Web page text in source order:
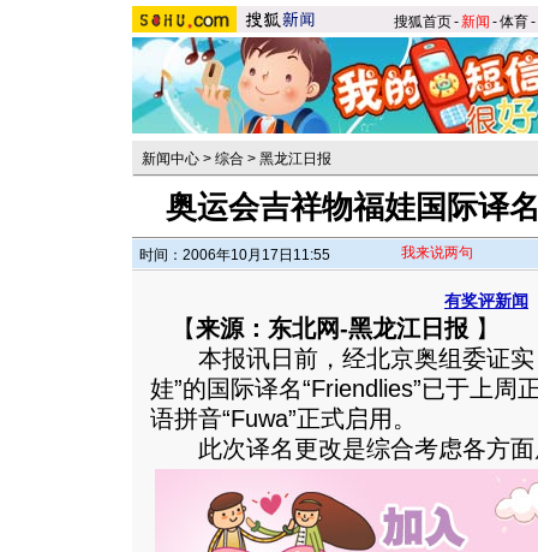
搜狐首页-新闻 -体育-
新闻中心 > 综合 > 黑龙江日报
奥运会吉祥物福娃国际译
时间：2006年10月17日11:55 我来说两句
有奖评新闻
【来源：东北网-黑龙江日报 】
本报讯日前，经北京奥组委证实
娃”的国际译名“Friendlies”已于上周
语拼音“Fuwa”正式启用。
此次译名更改是综合考虑各方面